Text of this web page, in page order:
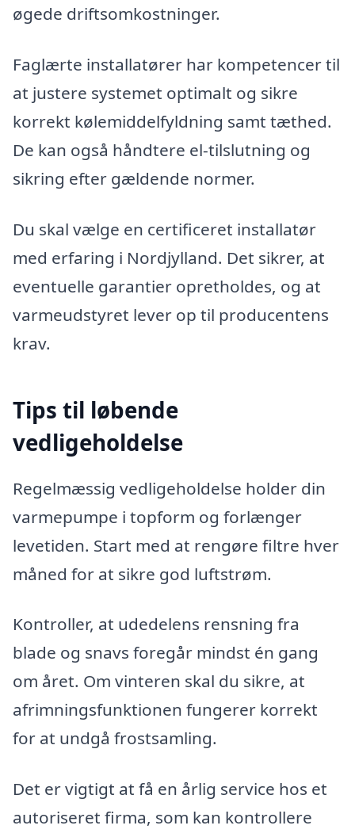
øgede driftsomkostninger.
Faglærte installatører har kompetencer til
at justere systemet optimalt og sikre
korrekt kølemiddelfyldning samt tæthed.
De kan også håndtere el-tilslutning og
sikring efter gældende normer.
Du skal vælge en certificeret installatør
med erfaring i Nordjylland. Det sikrer, at
eventuelle garantier opretholdes, og at
varmeudstyret lever op til producentens
krav.
Tips til løbende
vedligeholdelse
Regelmæssig vedligeholdelse holder din
varmepumpe i topform og forlænger
levetiden. Start med at rengøre filtre hver
måned for at sikre god luftstrøm.
Kontroller, at udedelens rensning fra
blade og snavs foregår mindst én gang
om året. Om vinteren skal du sikre, at
afrimningsfunktionen fungerer korrekt
for at undgå frostsamling.
Det er vigtigt at få en årlig service hos et
autoriseret firma, som kan kontrollere